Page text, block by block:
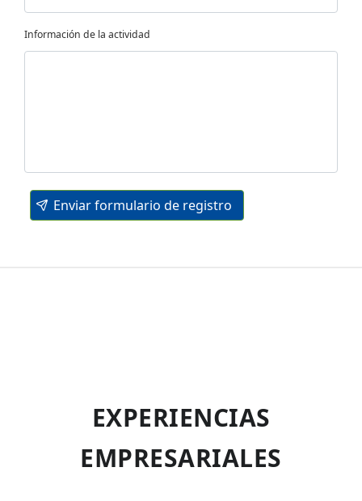
Información de la actividad
Enviar formulario de registro
EXPERIENCIAS
EMPRESARIALES